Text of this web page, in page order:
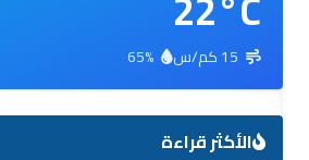
الأكثر قراءة